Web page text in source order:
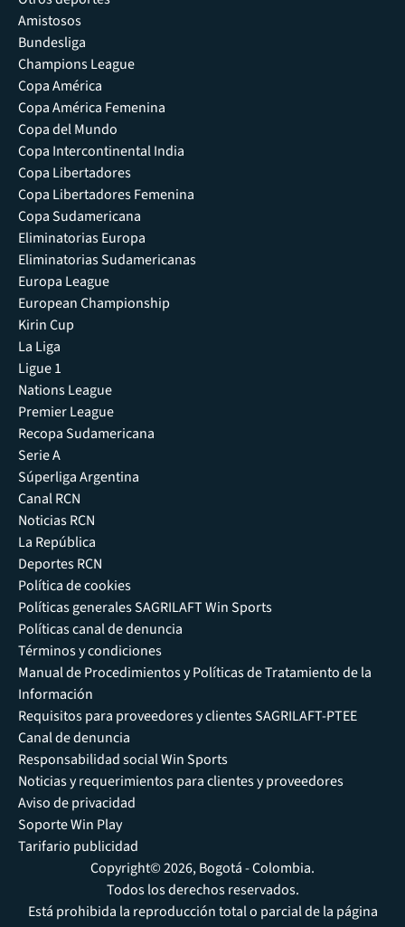
Amistosos
Bundesliga
Champions League
Copa América
Copa América Femenina
Copa del Mundo
Copa Intercontinental India
Copa Libertadores
Copa Libertadores Femenina
Copa Sudamericana
Eliminatorias Europa
Eliminatorias Sudamericanas
Europa League
European Championship
Kirin Cup
La Liga
Ligue 1
Nations League
Premier League
Recopa Sudamericana
Serie A
Súperliga Argentina
Canal RCN
Noticias RCN
La República
Deportes RCN
Política de cookies
Políticas generales SAGRILAFT Win Sports
Políticas canal de denuncia
Términos y condiciones
Manual de Procedimientos y Políticas de Tratamiento de la
Información
Requisitos para proveedores y clientes SAGRILAFT-PTEE
Canal de denuncia
Responsabilidad social Win Sports
Noticias y requerimientos para clientes y proveedores
Aviso de privacidad
Soporte Win Play
Tarifario publicidad
Copyright© 2026, Bogotá - Colombia.
Todos los derechos reservados.
Está prohibida la reproducción total o parcial de la página